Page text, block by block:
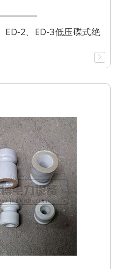
ED-2、ED-3低压碟式绝